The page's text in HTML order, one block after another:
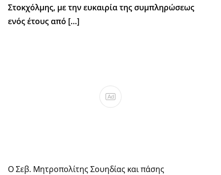
Στοκχόλμης, με την ευκαιρία της συμπληρώσεως
ενός έτους από […]
Ad
Ο Σεβ. Μητροπολίτης Σουηδίας και πάσης